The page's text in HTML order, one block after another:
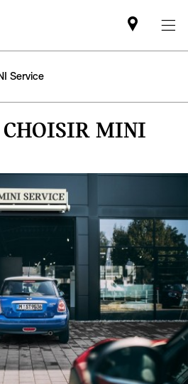
Mini
dealer
Service
CHOISIR MINI